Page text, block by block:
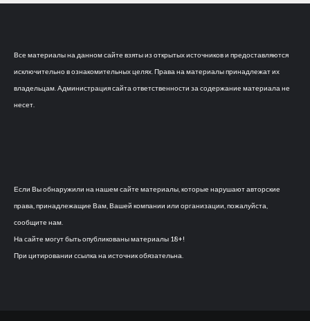
Все материалы на данном сайте взяты из открытых источников и предоставляются
исключительно в ознакомительных целях. Права на материалы принадлежат их
владельцам. Администрация сайта ответственности за содержание материала не
несет.
Если Вы обнаружили на нашем сайте материалы, которые нарушают авторские
права, принадлежащие Вам, Вашей компании или организации, пожалуйста,
сообщите нам.
На сайте могут быть опубликованы материалы 18+!
При цитировании ссылка на источник обязательна.